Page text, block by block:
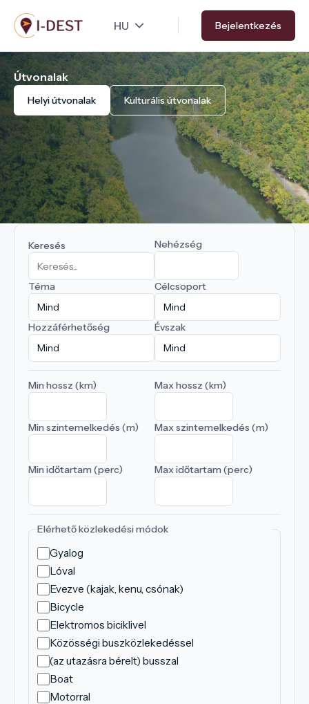
Ugrás
a
tartalomra
Bejelentkezés
Útvonalak
Helyi útvonalak Kulturális útvonalak
Keresés Nehézség
Téma Célcsoport
Hozzáférhetőség Évszak
Min hossz (km) Max hossz (km)
Min szintemelkedés (m) Max szintemelkedés (m)
Min időtartam (perc) Max időtartam (perc)
Elérhető közlekedési módok
Gyalog
Lóval
Evezve (kajak, kenu, csónak)
Bicycle
Elektromos biciklivel
Közösségi buszközlekedéssel
(az utazásra bérelt) busszal
Boat
Motorral